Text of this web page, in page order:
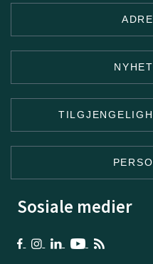
Sosiale medier